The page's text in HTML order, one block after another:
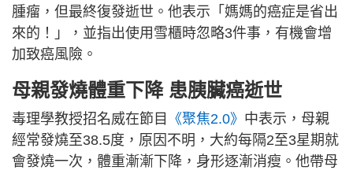
腫瘤，但最終復發逝世。他表示「媽媽的癌症是省出
來的！」，並指出使用雪櫃時忽略3件事，有機會增
加致癌風險。
母親發燒體重下降 患胰臟癌逝世
毒理學教授招名威在節目 《聚焦2.0》 中表示，母親
經常發燒至38.5度，原因不明，大約每隔2至3星期就
會發燒一次，體重漸漸下降，身形逐漸消瘦。他帶母